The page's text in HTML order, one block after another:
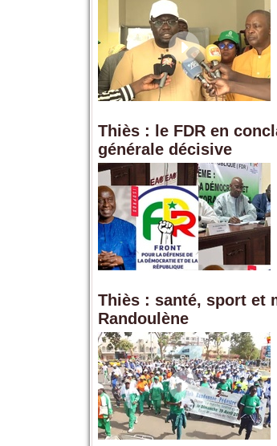
Thiès : le FDR en
générale décisive
Thiès : santé, sport et
Randoulène